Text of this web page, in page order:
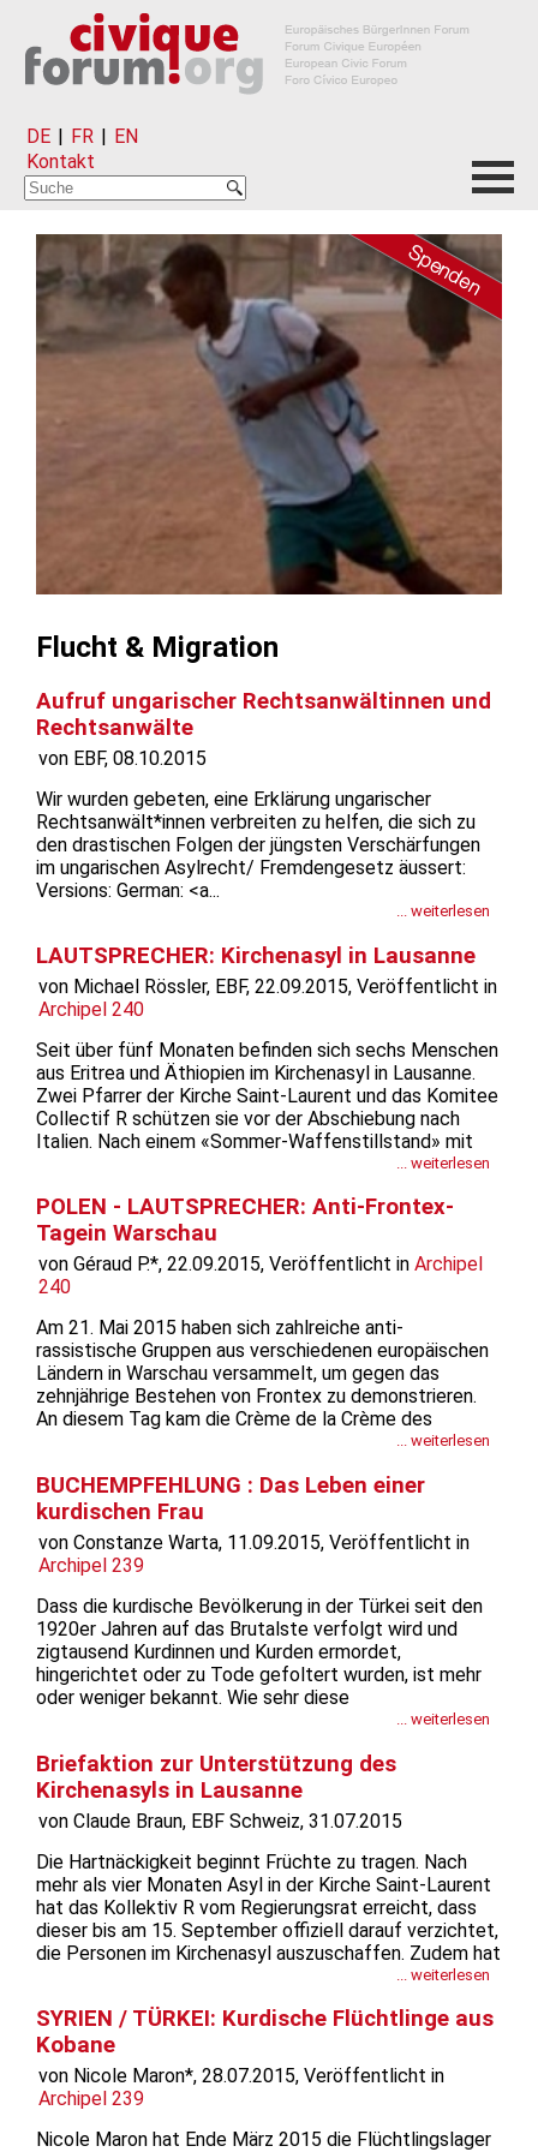
DE | FR | EN
Kontakt
Flucht & Migration
Aufruf ungarischer Rechtsanwältinnen und
Rechtsanwälte
von EBF, 08.10.2015
Wir wurden gebeten, eine Erklärung ungarischer
Rechtsanwält*innen verbreiten zu helfen, die sich zu
den drastischen Folgen der jüngsten Verschärfungen
im ungarischen Asylrecht/ Fremdengesetz äussert:
Versions: German: <a...
... weiterlesen
LAUTSPRECHER: Kirchenasyl in Lausanne
von Michael Rössler, EBF, 22.09.2015, Veröffentlicht in
Archipel 240
Seit über fünf Monaten befinden sich sechs Menschen
aus Eritrea und Äthiopien im Kirchenasyl in Lausanne.
Zwei Pfarrer der Kirche Saint-Laurent und das Komitee
Collectif R schützen sie vor der Abschiebung nach
Italien. Nach einem «Sommer-Waffenstillstand» mit
Dublin-Abkommen will die Flüchtlinge in ihr...
... weiterlesen
POLEN - LAUTSPRECHER: Anti-Frontex-
Tagein Warschau
von Géraud P.*, 22.09.2015, Veröffentlicht in Archipel
240
Am 21. Mai 2015 haben sich zahlreiche anti-
rassistische Gruppen aus verschiedenen europäischen
Ländern in Warschau versammelt, um gegen das
zehnjährige Bestehen von Frontex zu demonstrieren.
An diesem Tag kam die Crème de la Crème des
europäischen Rassismus nach Warschau, um den
einflussreiche Meta-Organisation, die den Reichtum...
... weiterlesen
BUCHEMPFEHLUNG : Das Leben einer
kurdischen Frau
von Constanze Warta, 11.09.2015, Veröffentlicht in
Archipel 239
Dass die kurdische Bevölkerung in der Türkei seit den
1920er Jahren auf das Brutalste verfolgt wird und
zigtausend Kurdinnen und Kurden ermordet,
hingerichtet oder zu Tode gefoltert wurden, ist mehr
oder weniger bekannt. Wie sehr diese
Bevölkerungsgruppe auch heute noch um ihre Rechte
zum Schweigen gebracht werden soll, ist uns
vielleicht...
... weiterlesen
Briefaktion zur Unterstützung des
Kirchenasyls in Lausanne
von Claude Braun, EBF Schweiz, 31.07.2015
Die Hartnäckigkeit beginnt Früchte zu tragen. Nach
mehr als vier Monaten Asyl in der Kirche Saint-Laurent
hat das Kollektiv R vom Regierungsrat erreicht, dass
dieser bis am 15. September offiziell darauf verzichtet,
die Personen im Kirchenasyl auszuschaffen. Zudem hat
der Regierungsrat seine Absicht erklärt, mit dem
Bundespräsidentin Sommaruga...
... weiterlesen
SYRIEN / TÜRKEI: Kurdische Flüchtlinge aus
Kobane
von Nicole Maron*, 28.07.2015, Veröffentlicht in
Archipel 239
Nicole Maron hat Ende März 2015 die Flüchtlingslager